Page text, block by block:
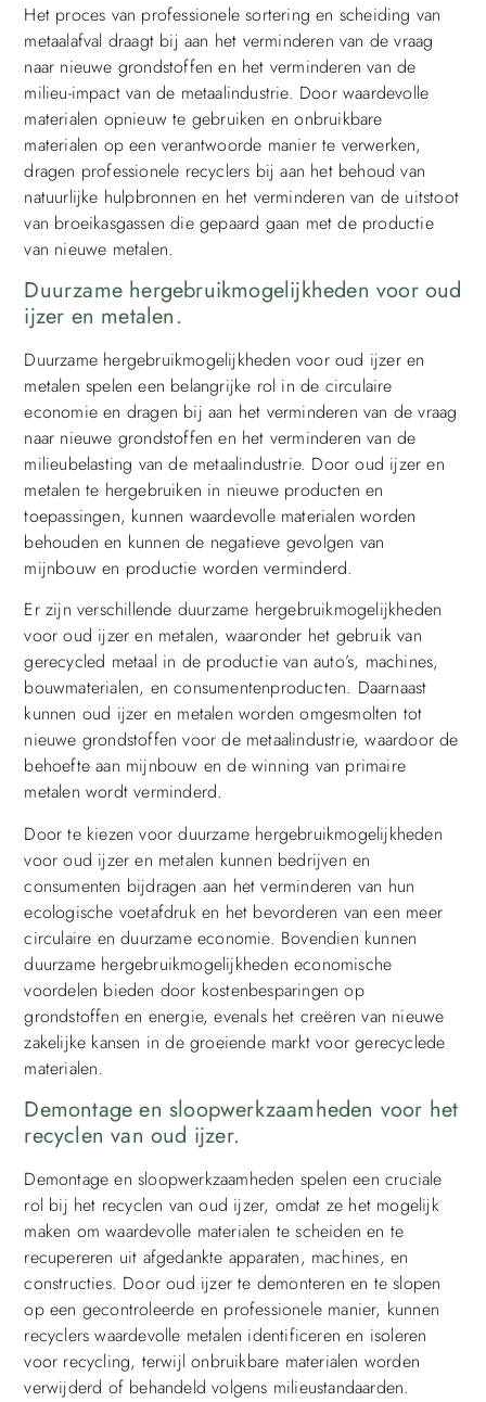
Het proces van professionele sortering en scheiding van
metaalafval draagt bij aan het verminderen van de vraag
naar nieuwe grondstoffen en het verminderen van de
milieu-impact van de metaalindustrie. Door waardevolle
materialen opnieuw te gebruiken en onbruikbare
materialen op een verantwoorde manier te verwerken,
dragen professionele recyclers bij aan het behoud van
natuurlijke hulpbronnen en het verminderen van de uitstoot
van broeikasgassen die gepaard gaan met de productie
van nieuwe metalen.
Duurzame hergebruikmogelijkheden voor oud
ijzer en metalen.
Duurzame hergebruikmogelijkheden voor oud ijzer en
metalen spelen een belangrijke rol in de circulaire
economie en dragen bij aan het verminderen van de vraag
naar nieuwe grondstoffen en het verminderen van de
milieubelasting van de metaalindustrie. Door oud ijzer en
metalen te hergebruiken in nieuwe producten en
toepassingen, kunnen waardevolle materialen worden
behouden en kunnen de negatieve gevolgen van
mijnbouw en productie worden verminderd.
Er zijn verschillende duurzame hergebruikmogelijkheden
voor oud ijzer en metalen, waaronder het gebruik van
gerecycled metaal in de productie van auto’s, machines,
bouwmaterialen, en consumentenproducten. Daarnaast
kunnen oud ijzer en metalen worden omgesmolten tot
nieuwe grondstoffen voor de metaalindustrie, waardoor de
behoefte aan mijnbouw en de winning van primaire
metalen wordt verminderd.
Door te kiezen voor duurzame hergebruikmogelijkheden
voor oud ijzer en metalen kunnen bedrijven en
consumenten bijdragen aan het verminderen van hun
ecologische voetafdruk en het bevorderen van een meer
circulaire en duurzame economie. Bovendien kunnen
duurzame hergebruikmogelijkheden economische
voordelen bieden door kostenbesparingen op
grondstoffen en energie, evenals het creëren van nieuwe
zakelijke kansen in de groeiende markt voor gerecyclede
materialen.
Demontage en sloopwerkzaamheden voor het
recyclen van oud ijzer.
Demontage en sloopwerkzaamheden spelen een cruciale
rol bij het recyclen van oud ijzer, omdat ze het mogelijk
maken om waardevolle materialen te scheiden en te
recupereren uit afgedankte apparaten, machines, en
constructies. Door oud ijzer te demonteren en te slopen
op een gecontroleerde en professionele manier, kunnen
recyclers waardevolle metalen identificeren en isoleren
voor recycling, terwijl onbruikbare materialen worden
verwijderd of behandeld volgens milieustandaarden.